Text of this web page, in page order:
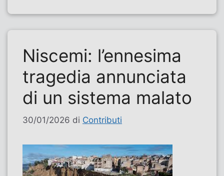
Niscemi: l’ennesima
tragedia annunciata
di un sistema malato
30/01/2026 di Contributi